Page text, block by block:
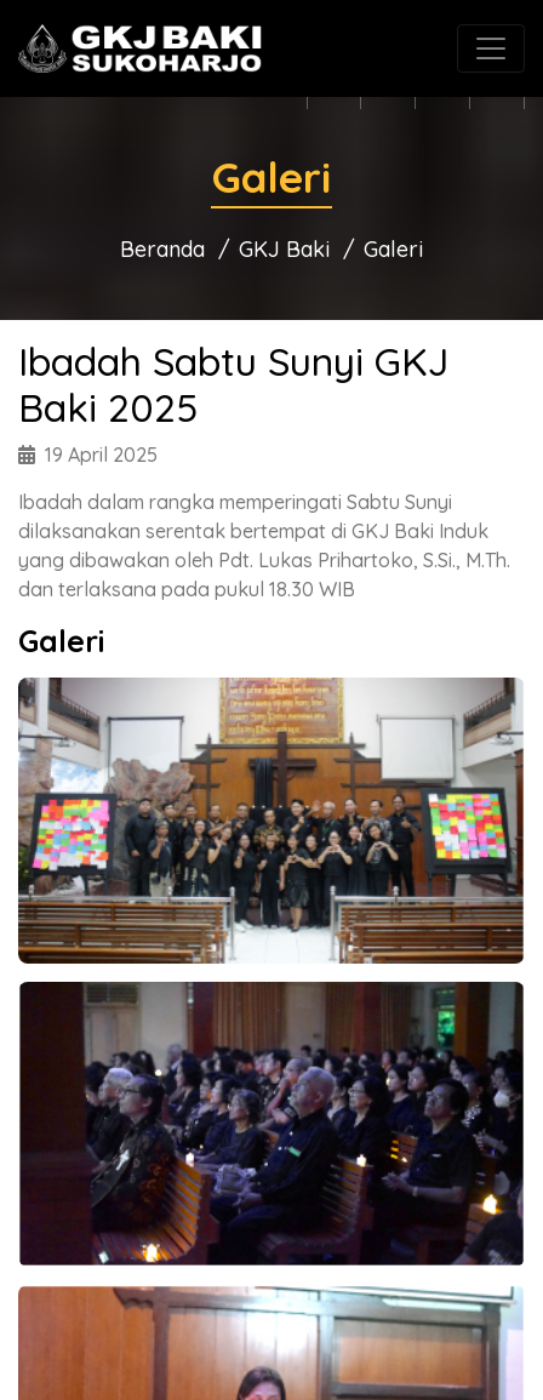
(0271) 625546 gkjbaki@gmail.com
Galeri
Beranda GKJ Baki Galeri
Ibadah Sabtu Sunyi GKJ
Baki 2025
19 April 2025
Ibadah dalam rangka memperingati Sabtu Sunyi
dilaksanakan serentak bertempat di GKJ Baki Induk
yang dibawakan oleh Pdt. Lukas Prihartoko, S.Si., M.Th.
dan terlaksana pada pukul 18.30 WIB
Galeri